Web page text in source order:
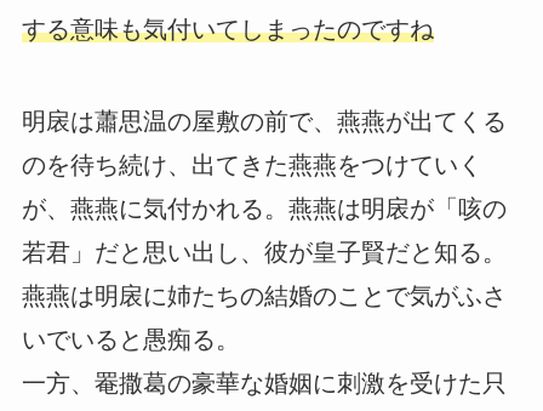
する意味も気付いてしまったのですね
明扆は蕭思温の屋敷の前で、燕燕が出てくる
のを待ち続け、出てきた燕燕をつけていく
が、燕燕に気付かれる。燕燕は明扆が「咳の
若君」だと思い出し、彼が皇子賢だと知る。
燕燕は明扆に姉たちの結婚のことで気がふさ
いでいると愚痴る。
一方、罨撒葛の豪華な婚姻に刺激を受けた只